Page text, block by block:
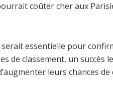
coûter cher aux
essentielle pour
de classement, un succès
leurs chances